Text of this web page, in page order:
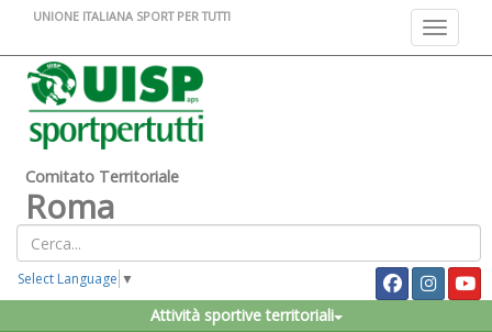
Toggle
UNIONE ITALIANA SPORT PER TUTTI
Comitato Territoriale
Roma
Select Language ▼
Attività sportive territoriali